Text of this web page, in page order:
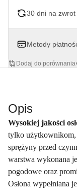
30 dni na zwrot
Metody
Dodaj do porównania
Opis
Wysokiej jakości
tylko użytkownikom,
sprężyny przed
warstwa wykonana
pogodowe oraz
Osłona wypełniana